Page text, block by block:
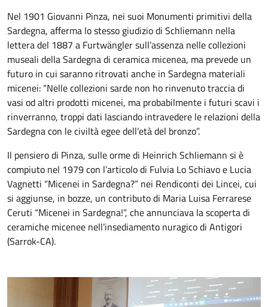
Nel 1901 Giovanni Pinza, nei suoi Monumenti primitivi della
Sardegna, afferma lo stesso giudizio di Schliemann nella
lettera del 1887 a Furtwängler sull’assenza nelle collezioni
museali della Sardegna di ceramica micenea, ma prevede un
futuro in cui saranno ritrovati anche in Sardegna materiali
micenei: “Nelle collezioni sarde non ho rinvenuto traccia di
vasi od altri prodotti micenei, ma probabilmente i futuri scavi i
rinverranno, troppi dati lasciando intravedere le relazioni della
Sardegna con le civiltà egee dell’età del bronzo”.
Il pensiero di Pinza, sulle orme di Heinrich Schliemann si è
compiuto nel 1979 con l’articolo di Fulvia Lo Schiavo e Lucia
Vagnetti “Micenei in Sardegna?” nei Rendiconti dei Lincei, cui
si aggiunse, in bozze, un contributo di Maria Luisa Ferrarese
Ceruti “Micenei in Sardegna!”, che annunciava la scoperta di
ceramiche micenee nell’insediamento nuragico di Antigori
(Sarrok-CA).